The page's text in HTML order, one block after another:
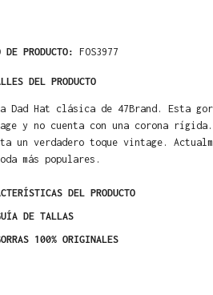
DE PRODUCTO: FOS3977
DEL PRODUCTO
Dad Hat clásica de 47Brand. Esta
y no cuenta con una corona
un verdadero toque vintage.
más populares.
DEL PRODUCTO
DE TALLAS
100% ORIGINALES